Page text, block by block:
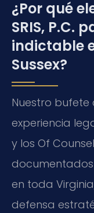
¿Por qué
SRIS, P.C.
indictable
Sussex?
Nuestro bufete
experiencia
y los Of
documentados
en toda
defensa